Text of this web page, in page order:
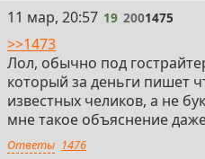
19
11 мар, 20:57 19 2001475
>>1473
Лол, обычно под
который за деньги пишет
известных челиков, а не
мне такое объяснение
Ответы 1476